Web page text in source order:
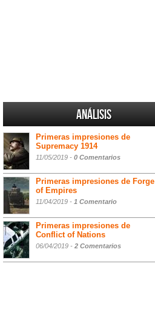
Análisis
Primeras impresiones de
Supremacy 1914
11/05/2019 - 0 Comentarios
Primeras impresiones de Forge
of Empires
11/04/2019 - 1 Comentario
Primeras impresiones de
Conflict of Nations
06/04/2019 - 2 Comentarios